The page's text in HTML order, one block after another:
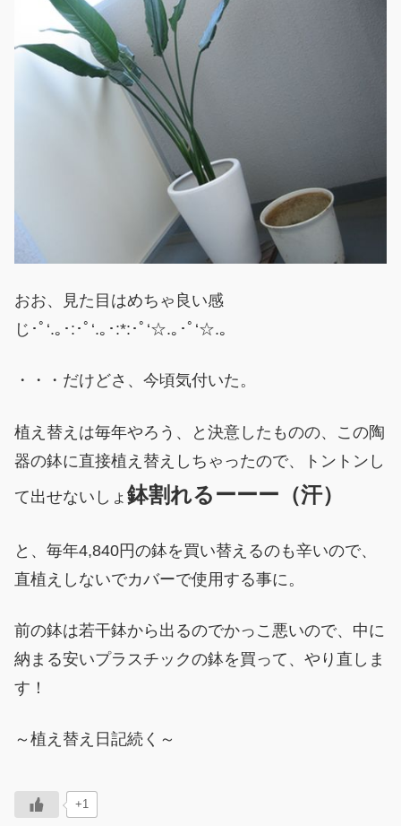
おお、見た目はめちゃ良い感
じ･ﾟ‘.｡･:･ﾟ‘.｡･:*:･ﾟ‘☆.｡･ﾟ‘☆.｡
・・・だけどさ、今頃気付いた。
植え替えは毎年やろう、と決意したものの、この陶
器の鉢に直接植え替えしちゃったので、トントンし
て出せないしょ 鉢割れるーーー（汗）
と、毎年4,840円の鉢を買い替えるのも辛いので、
直植えしないでカバーで使用する事に。
前の鉢は若干鉢から出るのでかっこ悪いので、中に
納まる安いプラスチックの鉢を買って、やり直しま
す！
～植え替え日記続く～
+1